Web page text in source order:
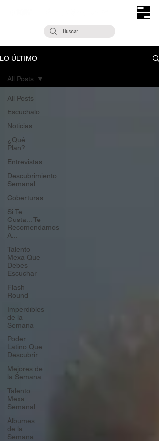
LO ÚLTIMO
All Posts
Escúchalo
Noticias
¿Qué
Plan?
Entrevistas
Descubrimiento
Semanal
Coberturas
Si Te
Gusta... Te
Recomendamos
A...
Talento
Mexa Que
Debes
Escuchar
Flash
Round
Imperdibles
de la
Semana
Poder
Latino Que
Descubrir
Mejores de
la Semana
Talento
Mexa
Semanal
Álbumes
de la
Semana
All Posts